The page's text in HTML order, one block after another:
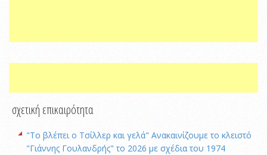
σχετική επικαιρότητα
"Το βλέπει ο Τσίλλερ και γελά" Ανακαινίζουμε το κλειστό
"Γιάννης Γουλανδρής" το 2026 με σχέδια του 1974